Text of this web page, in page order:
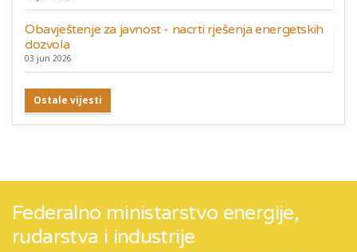
Obavještenje za javnost - nacrti rješenja energetskih
dozvola
03 jun 2026
Ostale vijesti
Federalno ministarstvo energije,
rudarstva i industrije